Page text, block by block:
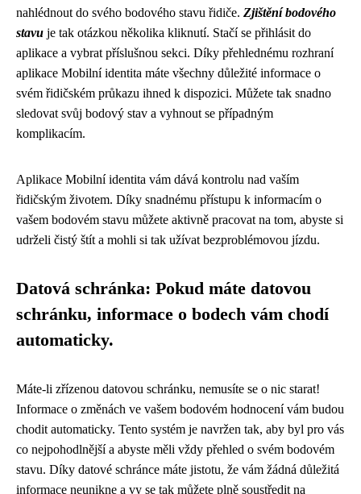
nahlédnout do svého bodového stavu řidiče. Zjištění bodového
stavu je tak otázkou několika kliknutí. Stačí se přihlásit do
aplikace a vybrat příslušnou sekci. Díky přehlednému rozhraní
aplikace Mobilní identita máte všechny důležité informace o
svém řidičském průkazu ihned k dispozici. Můžete tak snadno
sledovat svůj bodový stav a vyhnout se případným
komplikacím.
Aplikace Mobilní identita vám dává kontrolu nad vaším
řidičským životem. Díky snadnému přístupu k informacím o
vašem bodovém stavu můžete aktivně pracovat na tom, abyste si
udrželi čistý štít a mohli si tak užívat bezproblémovou jízdu.
Datová schránka: Pokud máte datovou
schránku, informace o bodech vám chodí
automaticky.
Máte-li zřízenou datovou schránku, nemusíte se o nic starat!
Informace o změnách ve vašem bodovém hodnocení vám budou
chodit automaticky. Tento systém je navržen tak, aby byl pro vás
co nejpohodlnější a abyste měli vždy přehled o svém bodovém
stavu. Díky datové schránce máte jistotu, že vám žádná důležitá
informace neunikne a vy se tak můžete plně soustředit na